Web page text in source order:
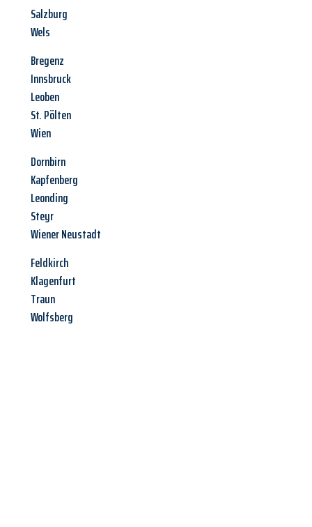
Salzburg
Wels
Bregenz
Innsbruck
Leoben
St. Pölten
Wien
Dornbirn
Kapfenberg
Leonding
Steyr
Wiener Neustadt
Feldkirch
Klagenfurt
Traun
Wolfsberg